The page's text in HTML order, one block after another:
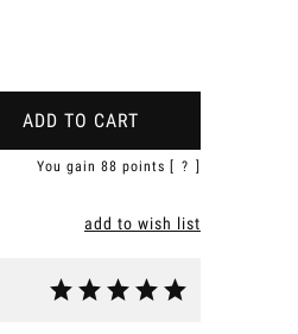
ADD TO CART
You gain 88 points [ ? ]
add to wish list